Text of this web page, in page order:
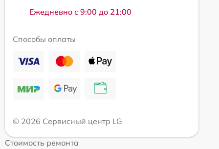
Ежедневно с 9:00 до 21:00
Способы оплаты
© 2026 Сервисный центр LG
Стоимость ремонта